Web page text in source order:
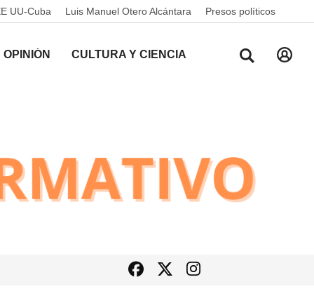
UU-Cuba Luis Manuel Otero Alcántara Presos políticos
OPINIÓN CULTURA Y CIENCIA